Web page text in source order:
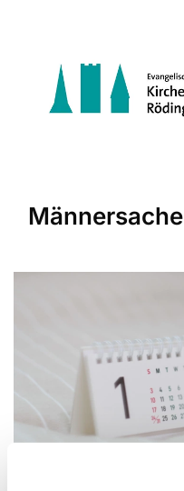
Männersache